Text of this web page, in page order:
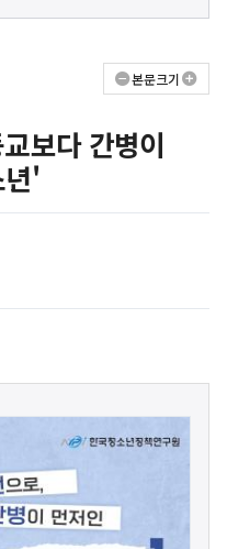
보다 간병이
'
본문크기